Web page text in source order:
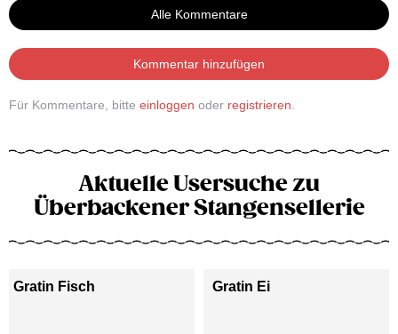
Alle Kommentare
Kommentar hinzufügen
Für Kommentare, bitte einloggen oder registrieren
Aktuelle Usersuche zu
Überbackener Stangensellerie
Gratin Fisch Gratin Ei